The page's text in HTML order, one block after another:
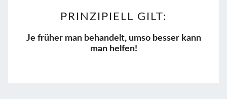
PRINZIPIELL GILT:
Je früher man behandelt, umso besser kann
man helfen!